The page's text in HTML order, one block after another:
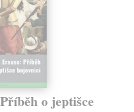
o jeptišce